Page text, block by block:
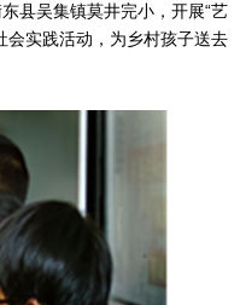
县吴集镇莫井完小，开展“艺
会实践活动，为乡村孩子送去